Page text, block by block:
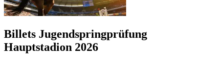
Billets Jugendspringprüfung
Hauptstadion 2026